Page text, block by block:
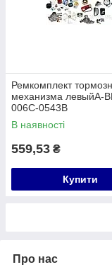
Ремкомплект
механизма левыйA-
006C-0543B
В наявності
559,53 ₴
Купити
Про нас